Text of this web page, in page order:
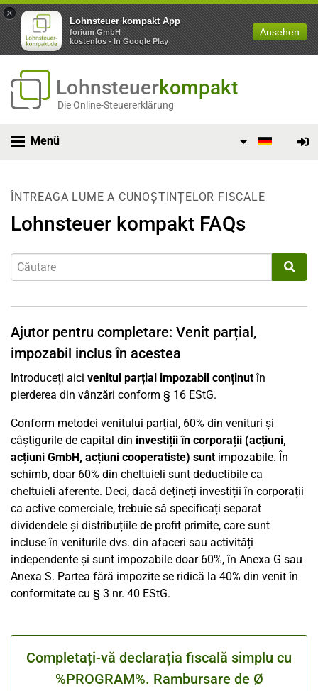
×
Lohnsteuer kompakt App
forium GmbH
kostenlos - In Google Play
Ansehen
Lohnsteuerkompakt
Die Online-Steuererklärung
Menü
ÎNTREAGA LUME A CUNOȘTINȚELOR FISCALE
Lohnsteuer kompakt FAQs
Ajutor pentru completare: Venit parțial,
impozabil inclus în acestea
Introduceți aici venitul parțial impozabil conținutîn
pierderea din vânzări conform § 16 EStG.
Conform metodei venitului parțial, 60% din venituri și
câștigurile de capital din investiții în corporații (acțiuni,
acțiuni GmbH, acțiuni cooperatiste) suntimpozabile. În
schimb, doar 60% din cheltuieli sunt deductibile ca
cheltuieli aferente. Deci, dacă dețineți investiții în corporații
ca active comerciale, trebuie să specificați separat
dividendele și distribuțiile de profit primite, care sunt
incluse în veniturile dvs. din afaceri sau activități
independente și sunt impozabile doar 60%, în Anexa G sau
Anexa S. Partea fără impozite se ridică la 40% din venit în
conformitate cu § 3 nr. 40 EStG.
Completați-vă declarația fiscală simplu cu
%PROGRAM%. Rambursare de Ø